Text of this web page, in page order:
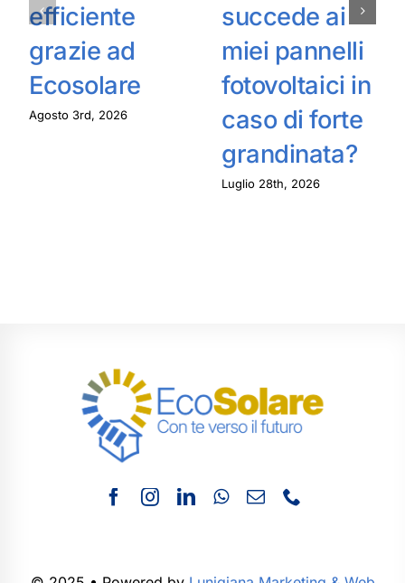
efficiente
grazie ad
Ecosolare
Agosto 3rd, 2026
succede ai
miei pannelli
fotovoltaici in
caso di forte
grandinata?
Luglio 28th, 2026